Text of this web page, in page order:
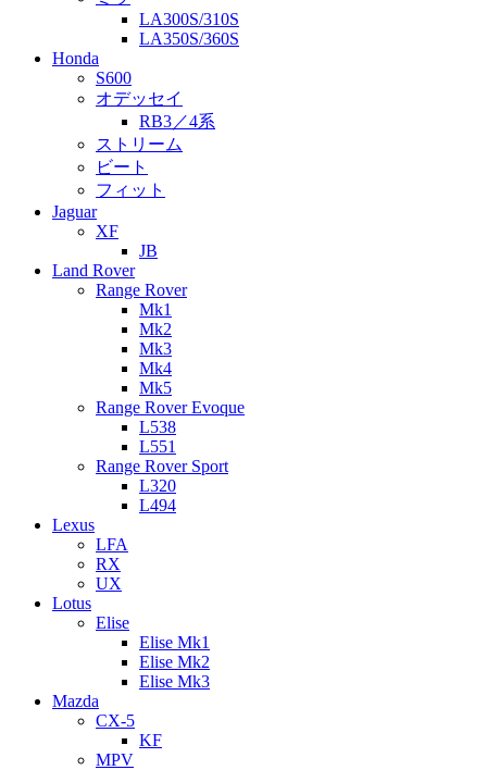
LA300S/310S
LA350S/360S
Honda
S600
オデッセイ
RB3／4系
ストリーム
ビート
フィット
Jaguar
XF
JB
Land Rover
Range Rover
Mk1
Mk2
Mk3
Mk4
Mk5
Range Rover Evoque
L538
L551
Range Rover Sport
L320
L494
Lexus
LFA
RX
UX
Lotus
Elise
Elise Mk1
Elise Mk2
Elise Mk3
Mazda
CX-5
KF
MPV